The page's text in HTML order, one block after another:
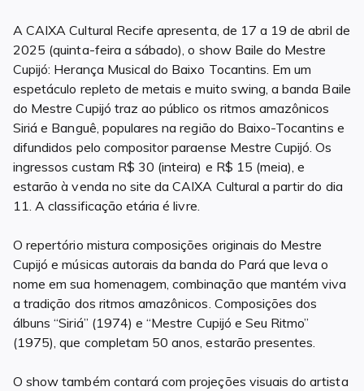
A CAIXA Cultural Recife apresenta, de 17 a 19 de abril de
2025 (quinta-feira a sábado), o show Baile do Mestre
Cupijó: Herança Musical do Baixo Tocantins. Em um
espetáculo repleto de metais e muito swing, a banda Baile
do Mestre Cupijó traz ao público os ritmos amazônicos
Siriá e Banguê, populares na região do Baixo-Tocantins e
difundidos pelo compositor paraense Mestre Cupijó. Os
ingressos custam R$ 30 (inteira) e R$ 15 (meia), e
estarão à venda no site da CAIXA Cultural a partir do dia
11. A classificação etária é livre.
O repertório mistura composições originais do Mestre
Cupijó e músicas autorais da banda do Pará que leva o
nome em sua homenagem, combinação que mantém viva
a tradição dos ritmos amazônicos. Composições dos
álbuns “Siriá” (1974) e “Mestre Cupijó e Seu Ritmo”
(1975), que completam 50 anos, estarão presentes.
O show também contará com projeções visuais do artista